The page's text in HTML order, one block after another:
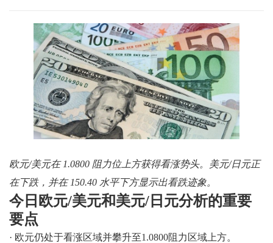
欧元/美元在 1.0800 阻力位上方获得看涨势头。美元/日元正
在下跌，并在 150.40 水平下方显示出看跌迹象。
今日欧元/美元和美元/日元分析的重要
要点
· 欧元仍处于看涨区域并攀升至1.0800阻力区域上方。